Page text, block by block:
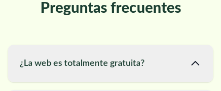
Preguntas frecuentes
¿La web es totalmente gratuita?